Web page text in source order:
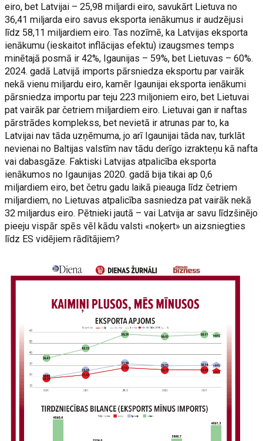
eiro, bet Latvijai – 25,98 miljardi eiro, savukārt Lietuva no
36,41 miljarda eiro savus eksporta ienākumus ir audzējusi
līdz 58,11 miljardiem eiro. Tas nozīmē, ka Latvijas eksporta
ienākumu (ieskaitot inflācijas efektu) izaugsmes temps
minētajā posmā ir 42%, Igaunijas – 59%, bet Lietuvas – 60%.
2024. gadā Latvijā imports pārsniedza eksportu par vairāk
nekā vienu miljardu eiro, kamēr Igaunijai eksporta ienākumi
pārsniedza importu par teju 223 miljoniem eiro, bet Lietuvai
pat vairāk par četriem miljardiem eiro. Lietuvai gan ir naftas
pārstrādes komplekss, bet nevietā ir atrunas par to, ka
Latvijai nav tāda uzņēmuma, jo arī Igaunijai tāda nav, turklāt
nevienai no Baltijas valstīm nav tādu derīgo izrakteņu kā nafta
vai dabasgāze. Faktiski Latvijas atpalicība eksporta
ienākumos no Igaunijas 2020. gadā bija tikai ap 0,6
miljardiem eiro, bet četru gadu laikā pieauga līdz četriem
miljardiem, no Lietuvas atpalicība sasniedza pat vairāk nekā
32 miljardus eiro. Pētnieki jautā – vai Latvija ar savu līdzšinējo
pieeju vispār spēs vēl kādu valsti «noķert» un aizsniegties
līdz ES vidējiem rādītājiem?